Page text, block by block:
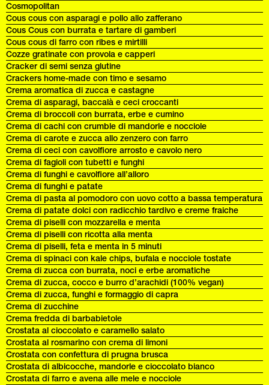
Cosmopolitan
Cous cous con asparagi e pollo allo zafferano
Cous Cous con burrata e tartare di gamberi
Cous cous di farro con ribes e mirtilli
Cozze gratinate con provola e capperi
Cracker di semi senza glutine
Crackers home-made con timo e sesamo
Crema aromatica di zucca e castagne
Crema di asparagi, baccalà e ceci croccanti
Crema di broccoli con burrata, erbe e cumino
Crema di cachi con crumble di mandorle e nocciole
Crema di carote e zucca allo zenzero con farro
Crema di ceci con cavolfiore arrosto e cavolo nero
Crema di fagioli con tubetti e funghi
Crema di funghi e cavolfiore all’alloro
Crema di funghi e patate
Crema di pasta al pomodoro con uovo cotto a bassa temperatura
Crema di patate dolci con radicchio tardivo e creme fraiche
Crema di piselli con mozzarella e menta
Crema di piselli con ricotta alla menta
Crema di piselli, feta e menta in 5 minuti
Crema di spinaci con kale chips, bufala e nocciole tostate
Crema di zucca con burrata, noci e erbe aromatiche
Crema di zucca, cocco e burro d’arachidi (100% vegan)
Crema di zucca, funghi e formaggio di capra
Crema di zucchine
Crema fredda di barbabietole
Crostata al cioccolato e caramello salato
Crostata al rosmarino con crema di limoni
Crostata con confettura di prugna brusca
Crostata di albicocche, mandorle e cioccolato bianco
Crostata di farro e avena alle mele e nocciole